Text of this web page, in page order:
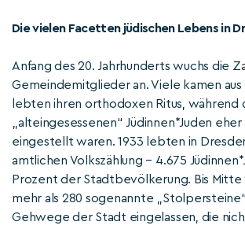
Die vielen Facetten jüdischen Lebens in
Anfang des 20. Jahrhunderts wuchs die
Gemeindemitglieder an. Viele kamen
lebten ihren orthodoxen Ritus, während
„alteingesessenen“ Jüdinnen*Juden eher
eingestellt waren. 1933 lebten in
amtlichen Volkszählung – 4.675
Prozent der Stadtbevölkerung. Bis Mitte
mehr als 280 sogenannte
Gehwege der Stadt eingelassen, die